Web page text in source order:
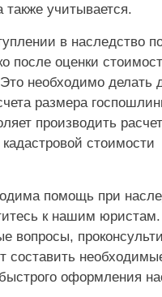
также учитывается.
в наследство
после оценки
необходимо делать
размера
производить
стоимости
помощь при
к нашим
вопросы,
составить
оформления